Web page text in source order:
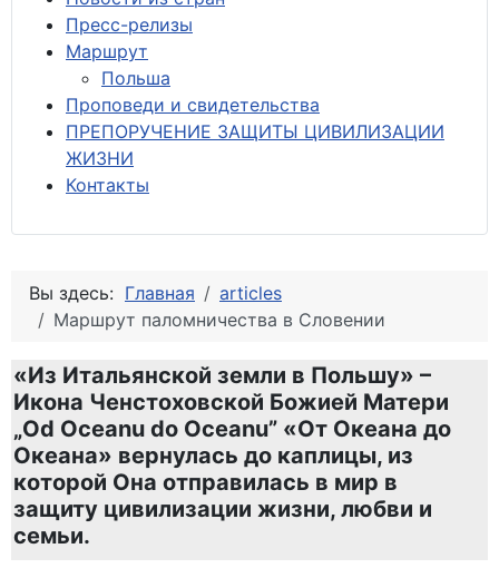
Пресс-релизы
Маршрут
Польша
Проповеди и свидетельства
ПРЕПОРУЧЕНИЕ ЗАЩИТЫ ЦИВИЛИЗАЦИИ
ЖИЗНИ
Контакты
Вы здесь: Главная
articles
Маршрут паломничества в Словении
«Из Итальянской земли в Польшу» –
Икона Ченстоховской Божией Матери
„Od Oceanu do Oceanu” «От Oкеана до
Oкеана» вернулась до каплицы, из
которой Oна отправилась в мир в
защиту цивилизации жизни, любви и
семьи.